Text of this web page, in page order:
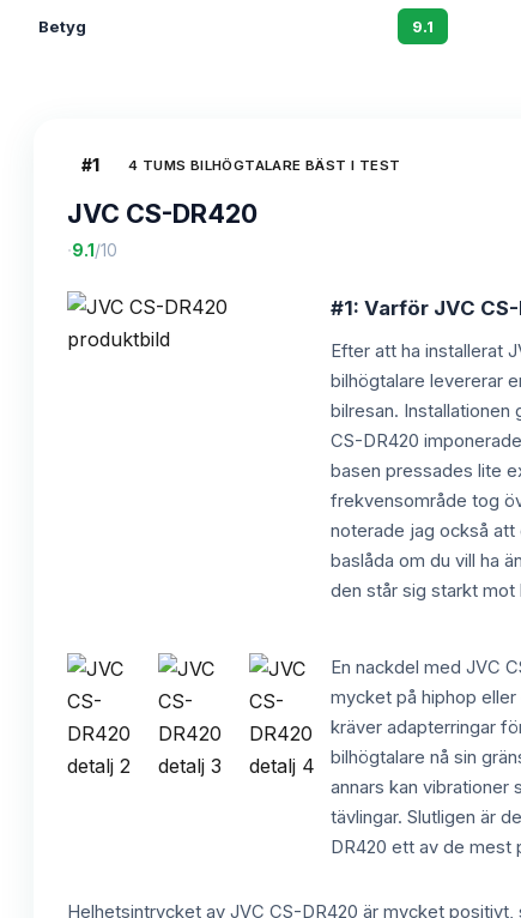
Betyg 9.1
#1 4 TUMS BILHÖGTALARE BÄST I TEST
JVC CS-DR420
·9.1 /10
#1: Varför JVC
Efter att ha installerat
bilhögtalare levererar
bilresan.
CS-DR420
basen pressades lite
frekvensområde tog
noterade jag också att
baslåda om du vill ha
den står sig starkt mot
En nackdel med JVC
mycket på hiphop
kräver adapterringar
bilhögtalare nå sin
annars kan vibrationer
tävlingar. Slutligen är
DR420 ett av de mest
Helhetsintrycket av JVC CS-DR420 är mycket